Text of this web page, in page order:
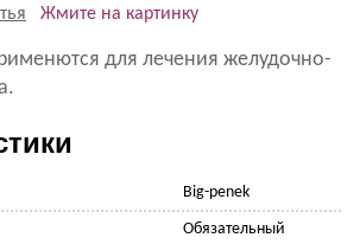
Жмите на картинку
для лечения желудочно-
Big-penek
Обязательный